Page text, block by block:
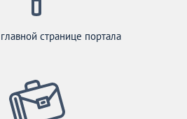
странице портала